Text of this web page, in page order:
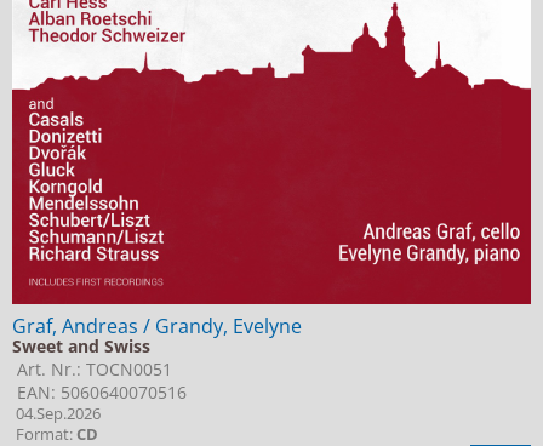
Jobs bei Naxos
Naxos Deutschland Blog
Naxos weltweit
Graf, Andreas / Grandy, Evelyne
Sweet and Swiss
Art. Nr.: TOCN0051
EAN: 5060640070516
04.Sep.2026
Format:CD